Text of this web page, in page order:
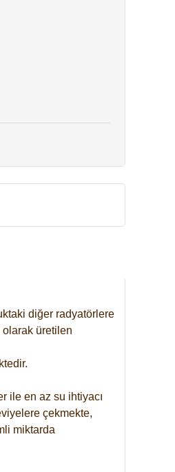
diğer radyatörlere
olarak üretilen
ile en az su ihtiyacı
çekmekte,
miktarda